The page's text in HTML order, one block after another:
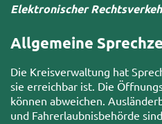
Elektronischer
Allgemeine
Die Kreisverwaltung hat
sie erreichbar ist. Die
können abweichen.
und Fahrerlaubnisbehörde